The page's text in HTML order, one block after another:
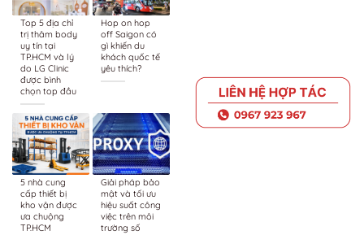
Top 5 địa chỉ
trị thâm body
uy tín tại
TP.HCM và lý
do LG Clinic
được bình
chọn top đầu
Hop on hop
off Saigon có
gì khiến du
khách quốc tế
yêu thích?
5 nhà cung
cấp thiết bị
kho vận được
ưa chuộng
TP.HCM
Giải pháp bảo
mật và tối ưu
hiệu suất công
việc trên môi
trường số